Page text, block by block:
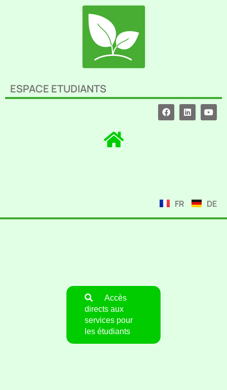
ESPACE ETUDIANTS
FR DE
Accès
directs aux
services pour
les étudiants